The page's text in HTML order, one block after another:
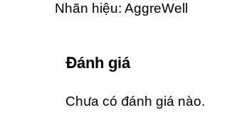
Nhãn hiệu: AggreWell
Đánh giá
Chưa có đánh giá nào.